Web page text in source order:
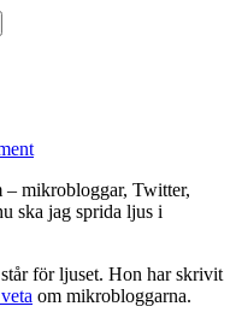
– mikrobloggar, Twitter,
ska jag sprida ljus i
för ljuset. Hon har skrivit
om mikrobloggarna.